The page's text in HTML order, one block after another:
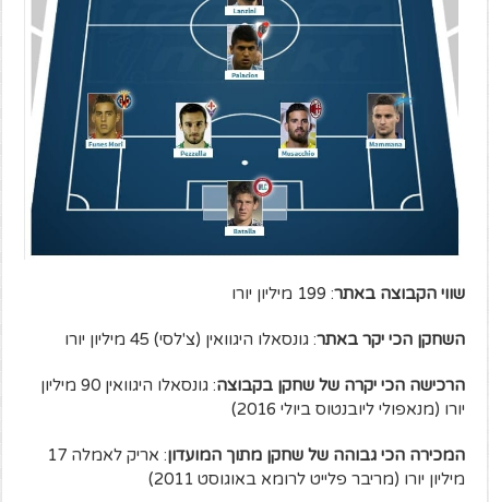
שווי הקבוצה באתר: 199 מיליון יורו
השחקן הכי יקר באתר: גונסאלו היגוואין (צ'לסי) 45 מיליון יורו
הרכישה הכי יקרה של שחקן בקבוצה
: גונסאלו היגוואין 90 מיליון
יורו (מנאפולי ליובנטוס ביולי 2016)
המכירה הכי גבוהה של שחקן מתוך המועדון
: אריק לאמלה 17
מיליון יורו (מריבר פלייט לרומא באוגוסט 2011)